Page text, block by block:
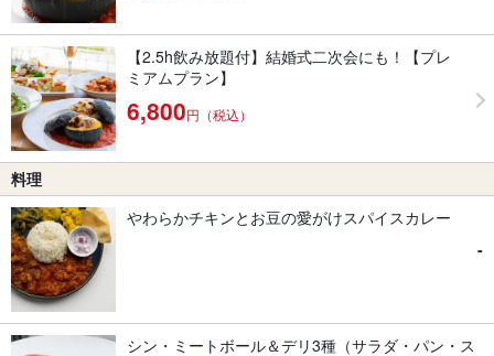
【2.5h飲み放題付】結婚式二次会にも！【プレ
ミアムプラン】
6,800円（税込）
料理
やわらかチキンとお豆の愛がけスパイスカレー
-
シン・ミートボール＆デリ3種（サラダ・パン・ス